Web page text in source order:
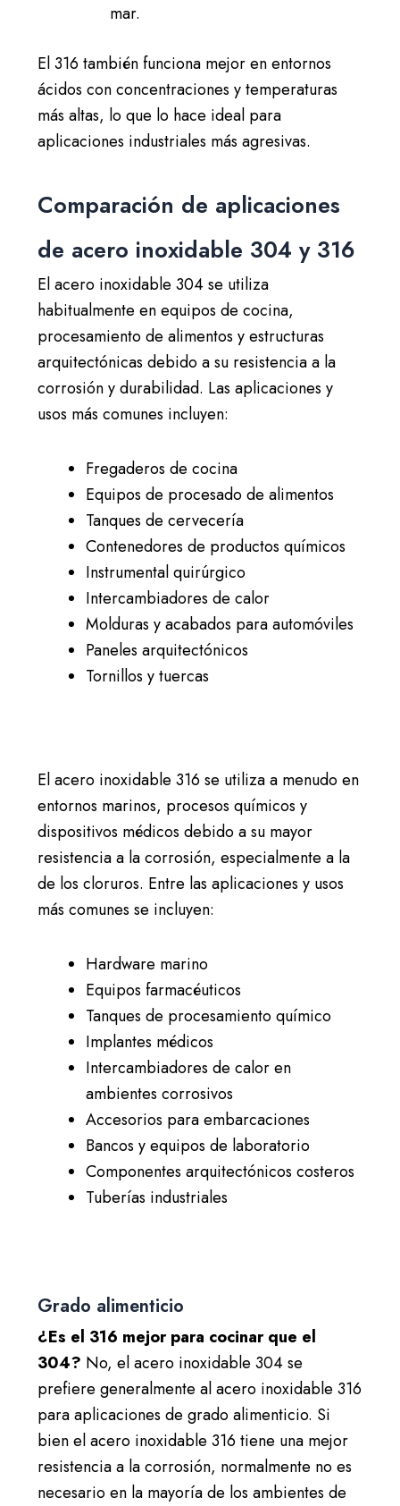
mar.
El 316 también funciona mejor en entornos
ácidos con concentraciones y temperaturas
más altas, lo que lo hace ideal para
aplicaciones industriales más agresivas.
Comparación de aplicaciones
de acero inoxidable 304 y 316
El acero inoxidable 304 se utiliza
habitualmente en equipos de cocina,
procesamiento de alimentos y estructuras
arquitectónicas debido a su resistencia a la
corrosión y durabilidad. Las aplicaciones y
usos más comunes incluyen:
Fregaderos de cocina
Equipos de procesado de alimentos
Tanques de cervecería
Contenedores de productos químicos
Instrumental quirúrgico
Intercambiadores de calor
Molduras y acabados para automóviles
Paneles arquitectónicos
Tornillos y tuercas
El acero inoxidable 316 se utiliza a menudo en
entornos marinos, procesos químicos y
dispositivos médicos debido a su mayor
resistencia a la corrosión, especialmente a la
de los cloruros. Entre las aplicaciones y usos
más comunes se incluyen:
Hardware marino
Equipos farmacéuticos
Tanques de procesamiento químico
Implantes médicos
Intercambiadores de calor en
ambientes corrosivos
Accesorios para embarcaciones
Bancos y equipos de laboratorio
Componentes arquitectónicos costeros
Tuberías industriales
Grado alimenticio
¿Es el 316 mejor para cocinar que el
304? No, el acero inoxidable 304 se
prefiere generalmente al acero inoxidable 316
para aplicaciones de grado alimenticio. Si
bien el acero inoxidable 316 tiene una mejor
resistencia a la corrosión, normalmente no es
necesario en la mayoría de los ambientes de